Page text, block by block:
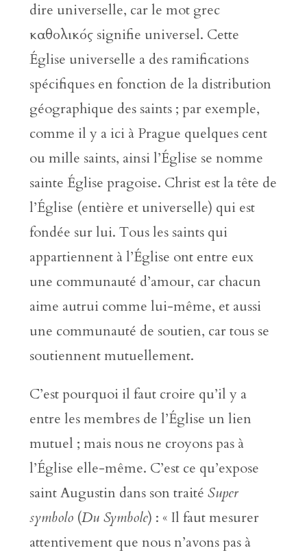
dire universelle, car le mot grec
καθολικός signifie universel. Cette
Église universelle a des ramifications
spécifiques en fonction de la distribution
géographique des saints ; par exemple,
comme il y a ici à Prague quelques cent
ou mille saints, ainsi l’Église se nomme
sainte Église pragoise. Christ est la tête de
l’Église (entière et universelle) qui est
fondée sur lui. Tous les saints qui
appartiennent à l’Église ont entre eux
une communauté d’amour, car chacun
aime autrui comme lui-même, et aussi
une communauté de soutien, car tous se
soutiennent mutuellement.
C’est pourquoi il faut croire qu’il y a
entre les membres de l’Église un lien
mutuel ; mais nous ne croyons pas à
l’Église elle-même. C’est ce qu’expose
saint Augustin dans son traité Super
symbolo(Du Symbole) : « Il faut mesurer
attentivement que nous n’avons pas à